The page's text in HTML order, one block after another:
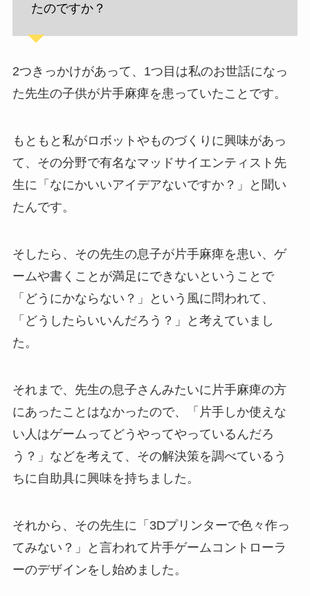
たのですか？
2つきっかけがあって、1つ目は私のお世話になっ
た先生の子供が片手麻痺を患っていたことです。
もともと私がロボットやものづくりに興味があっ
て、その分野で有名なマッドサイエンティスト先
生に「なにかいいアイデアないですか？」と聞い
たんです。
そしたら、その先生の息子が片手麻痺を患い、ゲ
ームや書くことが満足にできないということで
「どうにかならない？」という風に問われて、
「どうしたらいいんだろう？」と考えていまし
た。
それまで、先生の息子さんみたいに片手麻痺の方
にあったことはなかったので、「片手しか使えな
い人はゲームってどうやってやっているんだろ
う？」などを考えて、その解決策を調べているう
ちに自助具に興味を持ちました。
それから、その先生に「3Dプリンターで色々作っ
てみない？」と言われて片手ゲームコントローラ
ーのデザインをし始めました。